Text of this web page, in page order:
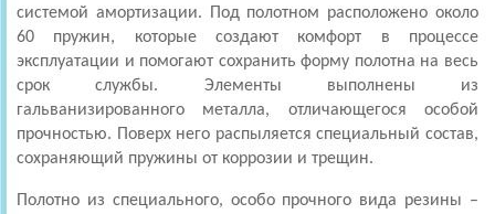
системой амортизации. Под полотном расположено около
60 пружин, которые создают комфорт в процессе
эксплуатации и помогают сохранить форму полотна на весь
срок службы. Элементы выполнены из
гальванизированного металла, отличающегося особой
прочностью. Поверх него распыляется специальный состав,
сохраняющий пружины от коррозии и трещин.
Полотно из специального, особо прочного вида резины –